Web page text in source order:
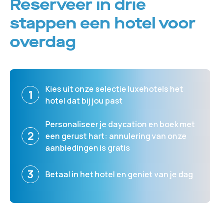
1
Kies uit onze selectie luxehotels het
hotel dat bij jou past
2
Personaliseer je daycation en boek met
een gerust hart: annulering van onze
aanbiedingen is gratis
3 Betaal in het hotel en geniet van je dag
Reserveer in drie
stappen een hotel voor
overdag